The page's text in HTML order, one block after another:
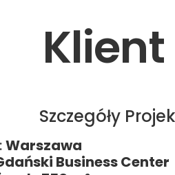
Szczegóły
Warszawa
Business Center